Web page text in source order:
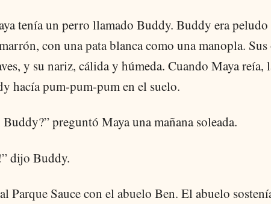
tenía un perro llamado Buddy. Buddy era
con una pata blanca como una manopla. Sus
y su nariz, cálida y húmeda. Cuando Maya reía,
hacía pum-pum-pum en el suelo.
preguntó Maya una mañana soleada.
dijo Buddy.
Parque Sauce con el abuelo Ben. El abuelo